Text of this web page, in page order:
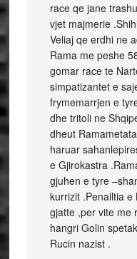
race qe jane
vjet majmerie
Veliaj qe erdhi ne
Rama me peshe
gomar race te
simpatizantet e
frymemarrjen e
dhe tritoli ne
dheut
haruar
e Gjirokastra
gjuhen e tyre
kurrizit .Penalltia e
gjatte ,per vite me
hangri Golin
Rucin nazist .